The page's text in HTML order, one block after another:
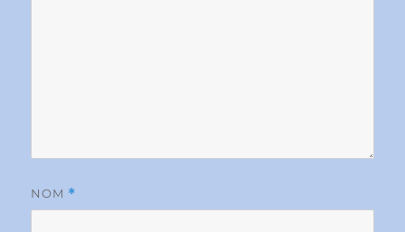
NOM *